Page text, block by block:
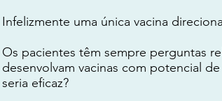
Infelizmente uma única vacina
Os pacientes têm sempre perguntas
desenvolvam vacinas com potencial
seria eficaz?